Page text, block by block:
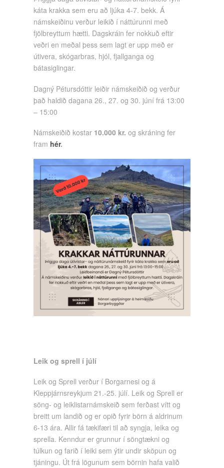
káta krakka sem eru að ljúka 4-7. bekk. Á
námskeiðinu verður leikið í náttúrunni með
fjölbreyttum hætti. Dagskráin fer nokkuð eftir
veðri en meðal þess sem lagt er upp með er
útivera, skógarbras, hjól, fjallganga og
bátasiglingar.
Dagný Pétursdóttir leiðir námskeiðið og verður
það haldið dagana 26., 27. og 30. júní frá 13:00
– 15:00
Námskeiðið kostar 10.000 kr. og skráning fer
fram hér.
Leik og sprell í júlí
Leik og Sprell verður í Borgarnesi og á
Kleppjárnsreykjum 21.-25. júlí. Leik og Sprell er
söng- og leiklistarnámskeið sem ferðast vítt og
breitt um landið og er opið fyrir börn á aldrinum
6-13 ára. Allir fá tækifæri til að syngja, leika og
sprella. Kenndur er grunnur í söngtækni og
túlkun og farið í leiki sem ýtir undir sköpun og
tjáningu. Út frá lögunum sem börnin hafa valið